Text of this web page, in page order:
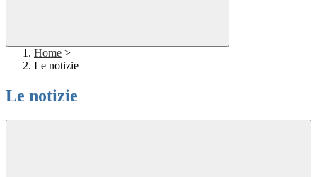
Home >
Le notizie
Le notizie